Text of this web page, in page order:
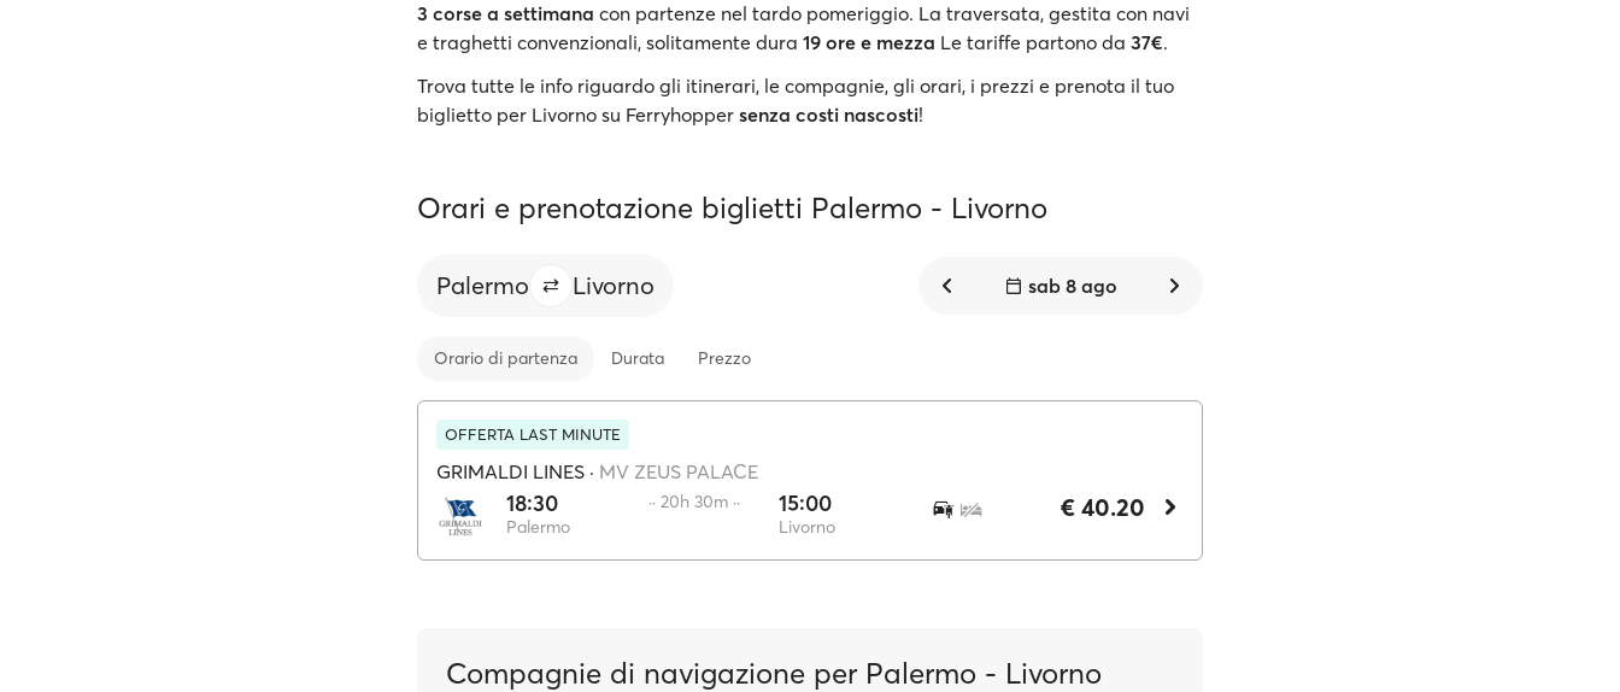
3 corse a settimana con partenze nel tardo pomeriggio. La traversata, gestita con navi
e traghetti convenzionali, solitamente dura 19 ore e mezza Le tariffe partono da 37€.
Trova tutte le info riguardo gli itinerari, le compagnie, gli orari, i prezzi e prenota il tuo
biglietto per Livorno su Ferryhopper senza costi nascosti!
Orari e prenotazione biglietti Palermo - Livorno
Palermo Livorno sab 8 ago
Orario di partenza Durata Prezzo
OFFERTA LAST MINUTE
GRIMALDI LINES · MV ZEUS PALACE
18:30
Palermo
·· 20h 30m ·· 15:00
Livorno
€ 40.20
Compagnie di navigazione per Palermo - Livorno